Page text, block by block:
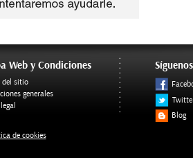
Web y Condiciones
del sitio
generales
Blog
de cookies